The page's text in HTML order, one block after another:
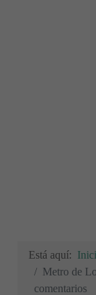
Está aquí:
Metro de
comentarios